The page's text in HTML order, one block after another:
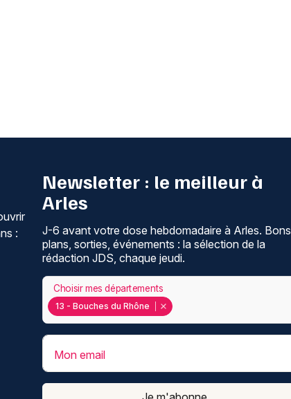
:
Newsletter : le meilleur à
Arles
J-6 avant votre dose hebdomadaire à Arles. Bons
plans, sorties, événements : la sélection de la
rédaction JDS, chaque jeudi.
13 - Bouches du Rhône
Choisir mes départements
Mon email